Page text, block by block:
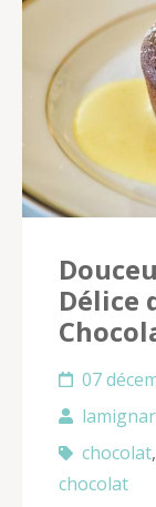
Délice
07
chocolat,
chocolat